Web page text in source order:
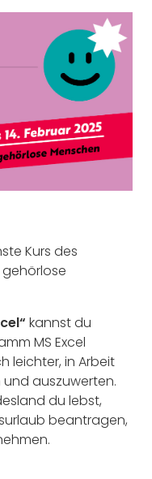
Kurs des
kannst du
MS Excel
leichter, in Arbeit
und auszuwerten.
du lebst,
beantragen,